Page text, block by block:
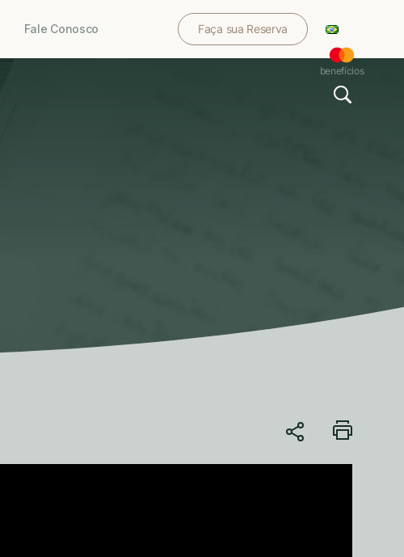
Fale Conosco Faça sua Reserva
benefícios